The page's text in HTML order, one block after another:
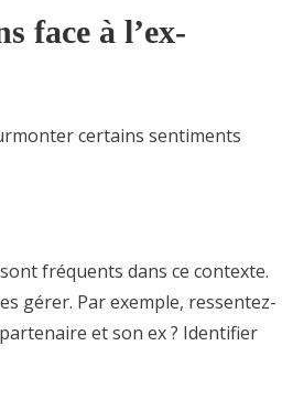
face à l’ex-
certains sentiments
fréquents dans ce contexte.
gérer. Par exemple, ressentez-
et son ex ? Identifier